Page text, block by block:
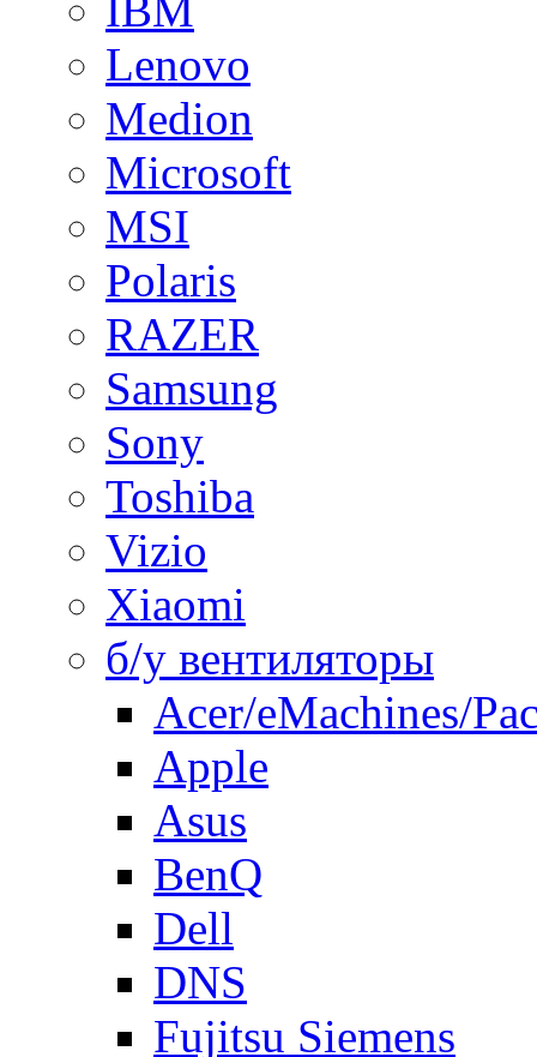
Lenovo
Medion
Microsoft
MSI
Polaris
RAZER
Samsung
Sony
Toshiba
Vizio
Xiaomi
б/у вентиляторы
Acer/eMachines/
Apple
Asus
BenQ
Dell
DNS
Fujitsu Siemens